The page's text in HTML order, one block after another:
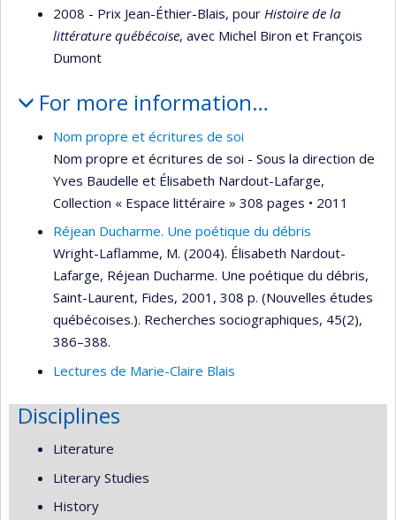
2008 - Prix Jean-Éthier-Blais, pour Histoire de la
littérature québécoise, avec Michel Biron et François
Dumont
For more information…
Nom propre et écritures de soi
Nom propre et écritures de soi - Sous la direction de
Yves Baudelle et Élisabeth Nardout-Lafarge,
Collection « Espace littéraire » 308 pages • 2011
Réjean Ducharme. Une poétique du débris
Wright-Laflamme, M. (2004). Élisabeth Nardout-
Lafarge, Réjean Ducharme. Une poétique du débris,
Saint-Laurent, Fides, 2001, 308 p. (Nouvelles études
québécoises.). Recherches sociographiques, 45(2),
386–388.
Lectures de Marie-Claire Blais
Disciplines
Literature
Literary Studies
History